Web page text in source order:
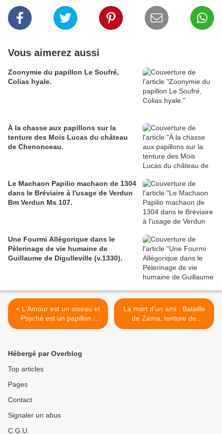
Vous aimerez aussi
Zoonymie du papillon Le Soufré,
Colias hyale.
À la chasse aux papillons sur la
tenture des Mois Lucas du château
de Chenonceau.
Le Machaon Papilio machaon de 1304
dans le Bréviaire à l'usage de Verdun
Bm Verdun Ms 107.
Une Fourmi Allégorique dans le
Pèlerinage de vie humaine de
Guillaume de Digulleville (v.1330).
< L'Amour est un oiseau et
Psyché est un papillon :
iconographie des ailes de
La mort d'un ami : Bataille
de Zama, tenture de
l'Histoire de Scipion. >
Hébergé par Overblog
Top articles
Pages
Contact
Signaler un abus
C.G.U.